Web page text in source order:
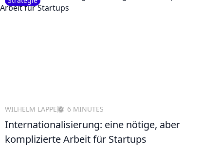
WILHELM LAPPE 6 MINUTES
Internationalisierung: eine nötige, aber
komplizierte Arbeit für Startups